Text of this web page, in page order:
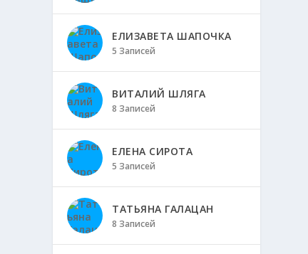
ЕЛИЗАВЕТА ШАПОЧКА
5 Записей
ВИТАЛИЙ ШЛЯГА
8 Записей
ЕЛЕНА СИРОТА
5 Записей
ТАТЬЯНА ГАЛАЦАН
8 Записей